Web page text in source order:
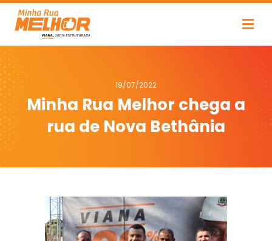
19/07/2022
Minha Rua Melhor chega a
rua de Nova Bethânia